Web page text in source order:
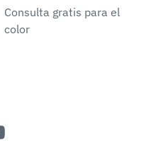
Consulta gratis para el
color